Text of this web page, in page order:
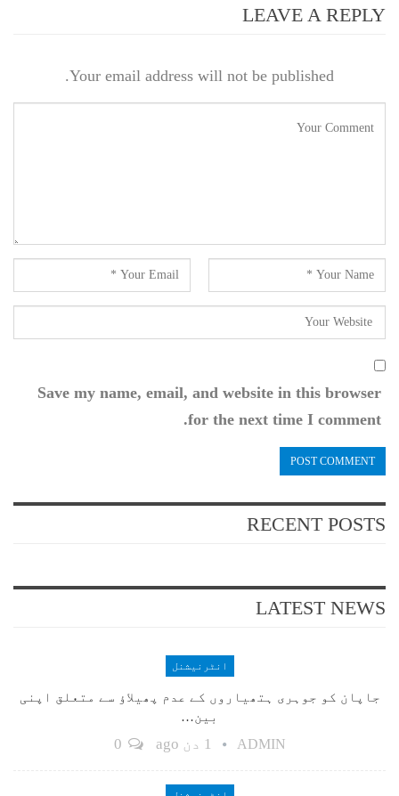
LEAVE A REPLY
Your email address will not be published.
Save my name, email, and website in this browser
for the next time I comment.
RECENT POSTS
LATEST NEWS
انٹرنیشنل
جاپان کو جوہری ہتھیاروں کے عدم پھیلاؤ سے متعلق اپنی
بین…
ADMIN 1 دن ago